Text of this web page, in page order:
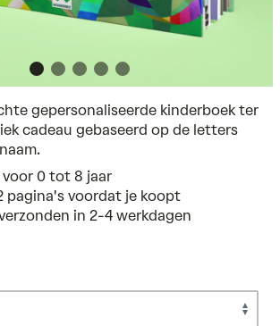
gepersonaliseerde kinderboek ter
cadeau gebaseerd op de letters
0 tot 8 jaar
pagina's voordat je koopt
in 2-4 werkdagen